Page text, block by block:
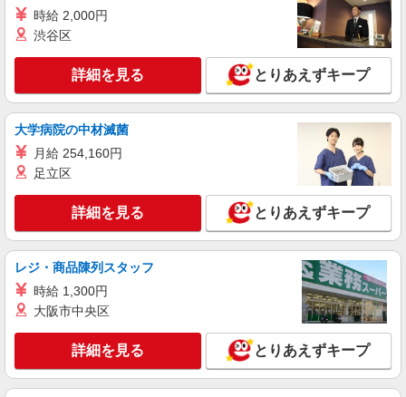
キープ 詳細を見る
アルバイト パート
すき家 東久留米下里店
すき家の店舗スタッフ（接客・調理・清掃な
ど）
時給1,280円 ※22:00〜翌5:00：時給1,600円 ※
高校生時給1,226円 ※早朝手当（5:00〜9:00）時給
キープ 詳細を見る
株式会社東洋食品/東久留米市
月給207,000円〜 試用期間：3か月 ※給与変動
なし
東京都東久留米市の小学校 （東京都東久留米
市）
時給 2,000円
渋谷区
詳細を見る とりあえずキープ
大学病院の中材滅菌
月給 254,160円
足立区
詳細を見る とりあえずキープ
レジ・商品陳列スタッフ
時給 1,300円
大阪市中央区
詳細を見る とりあえずキープ